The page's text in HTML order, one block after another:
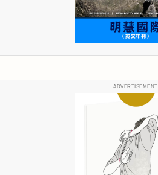
ADVERTISEMENT